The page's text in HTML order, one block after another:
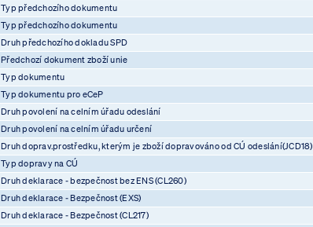
Typ předchozího dokumentu
Typ předchozího dokumentu
Druh předchozího dokladu SPD
Předchozí dokument zboží unie
Typ dokumentu
Typ dokumentu pro eCeP
Druh povolení na celním úřadu odeslání
Druh povolení na celním úřadu určení
Druh doprav.prostředku, kterým je zboží dopravováno od CÚ odeslání(JCD18)
Typ dopravy na CÚ
Druh deklarace - bezpečnost bez ENS (CL260)
Druh deklarace - Bezpečnost (EXS)
Druh deklarace - Bezpečnost (CL217)